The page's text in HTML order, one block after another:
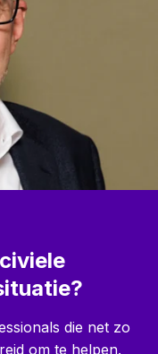
die net zo
om te helpen.